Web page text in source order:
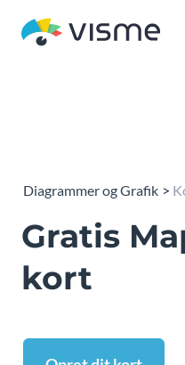
Diagrammer og Grafik
Gratis
kort